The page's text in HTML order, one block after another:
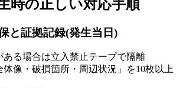
時の正しい対応手順
と証拠記録(発生当日)
ある場合は立入禁止テープで隔離
体像・破損箇所・周辺状況」を10枚以上